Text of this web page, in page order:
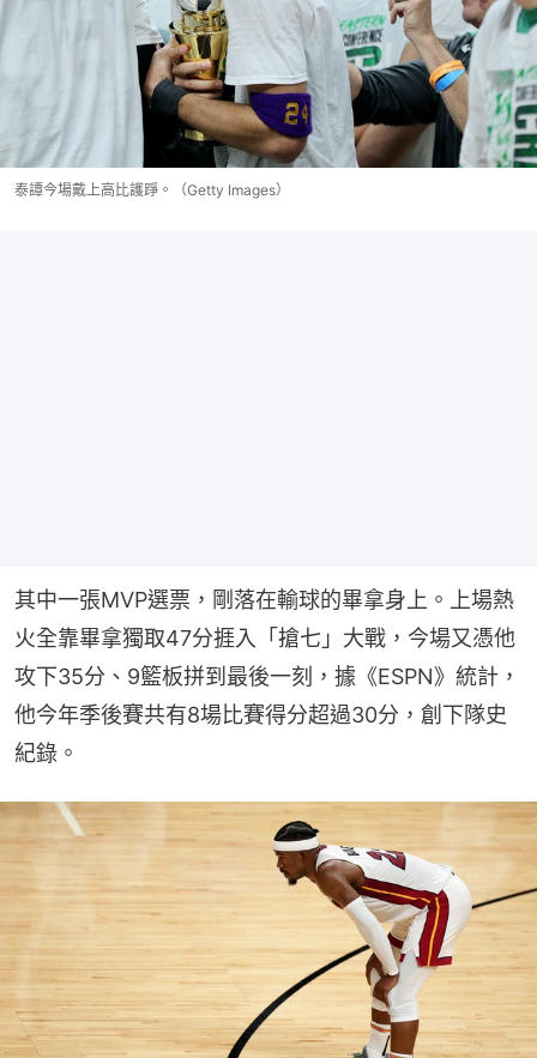
泰譚今場戴上高比護踭。（Getty Images）
其中一張MVP選票，剛落在輸球的畢拿身上。上場熱
火全靠畢拿獨取47分捱入「搶七」大戰，今場又憑他
攻下35分、9籃板拼到最後一刻，據《ESPN》統計，
他今年季後賽共有8場比賽得分超過30分，創下隊史
紀錄。